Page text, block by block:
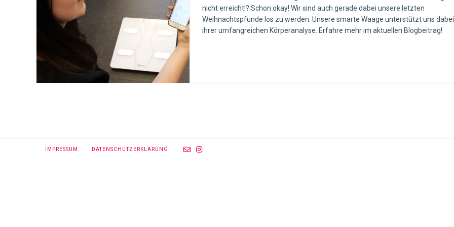
nicht erreicht!? Schon okay! Wir sind auch gerade dabei unsere letzten
Weihnachtspfunde los zu werden. Unsere smarte Waage unterstützt uns
ihrer umfangreichen Körperanalyse. Erfahre mehr im aktuellen Blogbeitrag!
IMPRESSUM DATENSCHUTZERKLÄRUNG